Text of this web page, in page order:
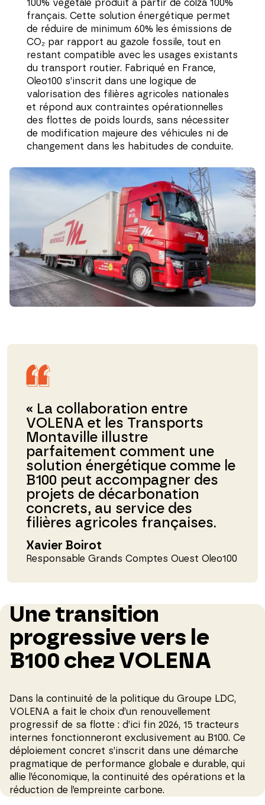
100% végétale produit à partir de colza 100%
français. Cette solution énergétique permet
de réduire de minimum 60% les émissions de
CO₂ par rapport au gazole fossile, tout en
restant compatible avec les usages existants
du transport routier. Fabriqué en France,
Oleo100 s’inscrit dans une logique de
valorisation des filières agricoles nationales
et répond aux contraintes opérationnelles
des flottes de poids lourds, sans nécessiter
de modification majeure des véhicules ni de
changement dans les habitudes de conduite.
« La collaboration entre
VOLENA et les Transports
Montaville illustre
parfaitement comment une
solution énergétique comme le
B100 peut accompagner des
projets de décarbonation
concrets, au service des
filières agricoles françaises.
Xavier Boirot
Responsable Grands Comptes Ouest Oleo100
Une transition
progressive vers le
B100 chez VOLENA
Dans la continuité de la politique du Groupe LDC,
VOLENA a fait le choix d’un renouvellement
progressif de sa flotte : d’ici fin 2026, 15 tracteurs
internes fonctionneront exclusivement au B100. Ce
déploiement concret s’inscrit dans une démarche
pragmatique de performance globale e durable, qui
allie l’économique, la continuité des opérations et la
réduction de l’empreinte carbone.